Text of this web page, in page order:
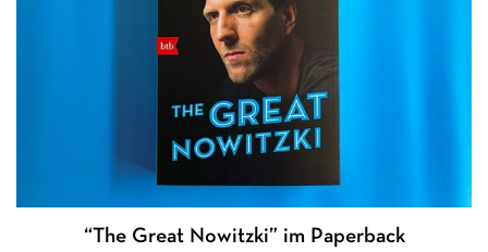
“The Great Nowitzki” im Paperback